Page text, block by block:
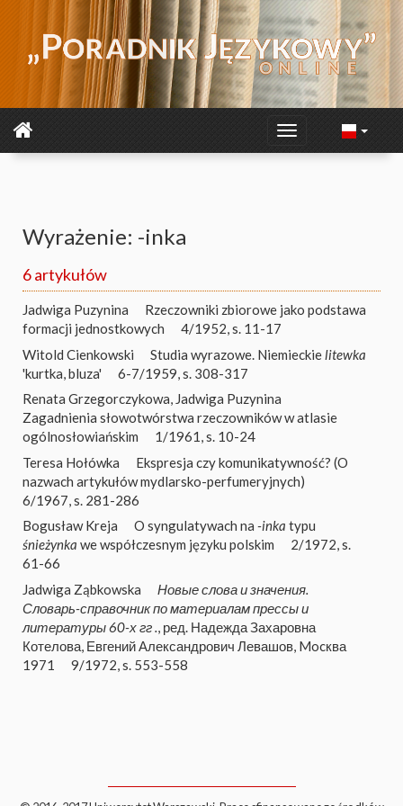
Wyrażenie: -inka
6 artykułów
Jadwiga Puzynina
Rzeczowniki zbiorowe jako podstawa
formacji jednostkowych
4/1952, s. 11-17
Witold Cienkowski
Studia wyrazowe. Niemieckie litewka
'kurtka, bluza'
6-7/1959, s. 308-317
Renata Grzegorczykowa, Jadwiga Puzynina
Zagadnienia słowotwórstwa rzeczowników w atlasie
ogólnosłowiańskim
1/1961, s. 10-24
Teresa Hołówka
Ekspresja czy komunikatywność? (O
nazwach artykułów mydlarsko-perfumeryjnych)
6/1967, s. 281-286
Bogusław Kreja
O syngulatywach na -inka typu
śnieżynka we współczesnym języku polskim
2/1972, s.
61-66
Jadwiga Ząbkowska
Новые слова и значения.
Словарь-справочник по материалам прессы и
литературы 60-х гг .
, ред. Надежда Захаровна
Котелова, Евгений Александрович Левашов, Mocква
1971
9/1972, s. 553-558